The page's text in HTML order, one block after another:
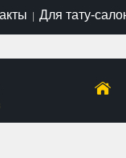
| Для тату-